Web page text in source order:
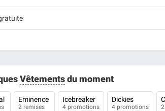
Vêtementsdu moment
Eminence
2 remises
Icebreaker
4 promotions
Dickies
4 promotions